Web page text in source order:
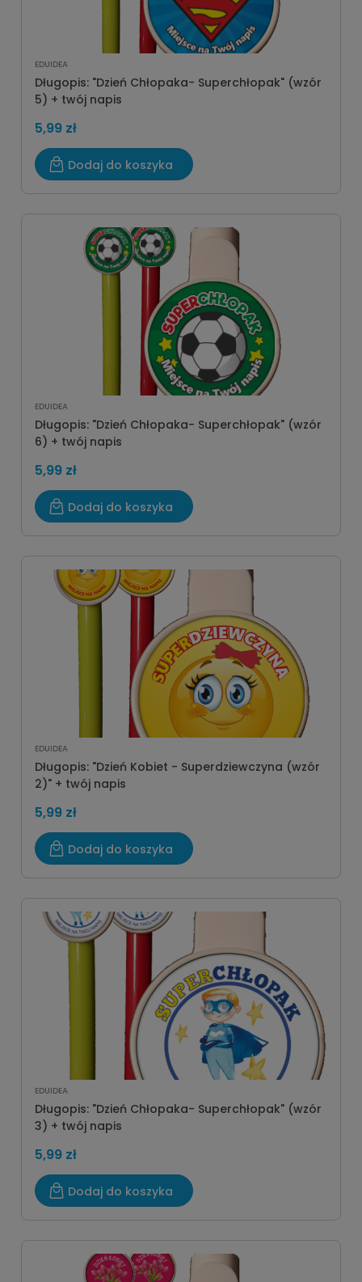
EDUIDEA
Długopis: "Dzień Chłopaka- Superchłopak" (wzór
5) + twój napis
5,99 zł
Dodaj do koszyka
EDUIDEA
Długopis: "Dzień Chłopaka- Superchłopak" (wzór
6) + twój napis
5,99 zł
Dodaj do koszyka
EDUIDEA
Długopis: "Dzień Kobiet - Superdziewczyna (wzór
2)" + twój napis
5,99 zł
Dodaj do koszyka
EDUIDEA
Długopis: "Dzień Chłopaka- Superchłopak" (wzór
3) + twój napis
5,99 zł
Dodaj do koszyka